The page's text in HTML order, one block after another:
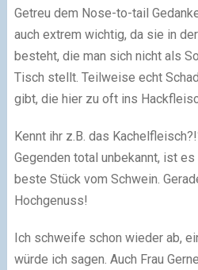
Getreu dem Nose-to-tail
auch extrem wichtig, da sie in
besteht, die man sich nicht als
Tisch stellt. Teilweise echt
gibt, die hier zu oft ins
Kennt ihr z.B. das
Gegenden total unbekannt, ist
beste Stück vom Schwein.
Hochgenuss!
Ich schweife schon wieder ab,
würde ich sagen. Auch Frau